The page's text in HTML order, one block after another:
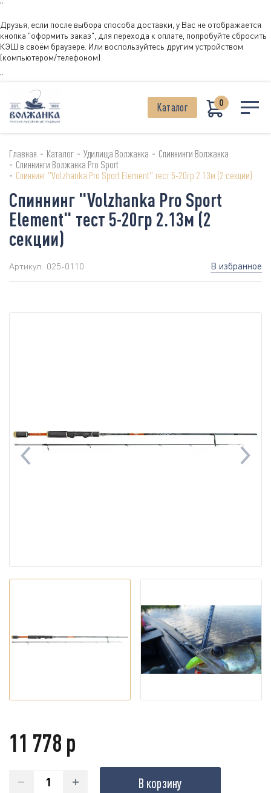
"
Друзья, если после выбора способа доставки, у Вас не отображается
кнопка "оформить заказ", для перехода к оплате, попробуйте сбросить
КЭШ в своём браузере. Или воспользуйтесь другим устройством
(компьютером/телефоном)
"
Каталог 0
Главная - Каталог - Удилища Волжанка - Спиннинги Волжанка
- Спиннинги Волжанка Pro Sport
- Спиннинг "Volzhanka Pro Sport Element" тест 5-20гр 2.13м (2 секции)
Спиннинг "Volzhanka Pro Sport
Element" тест 5-20гр 2.13м (2
секции)
Артикул: 025-0110 В избранное
11 778 р
В корзину